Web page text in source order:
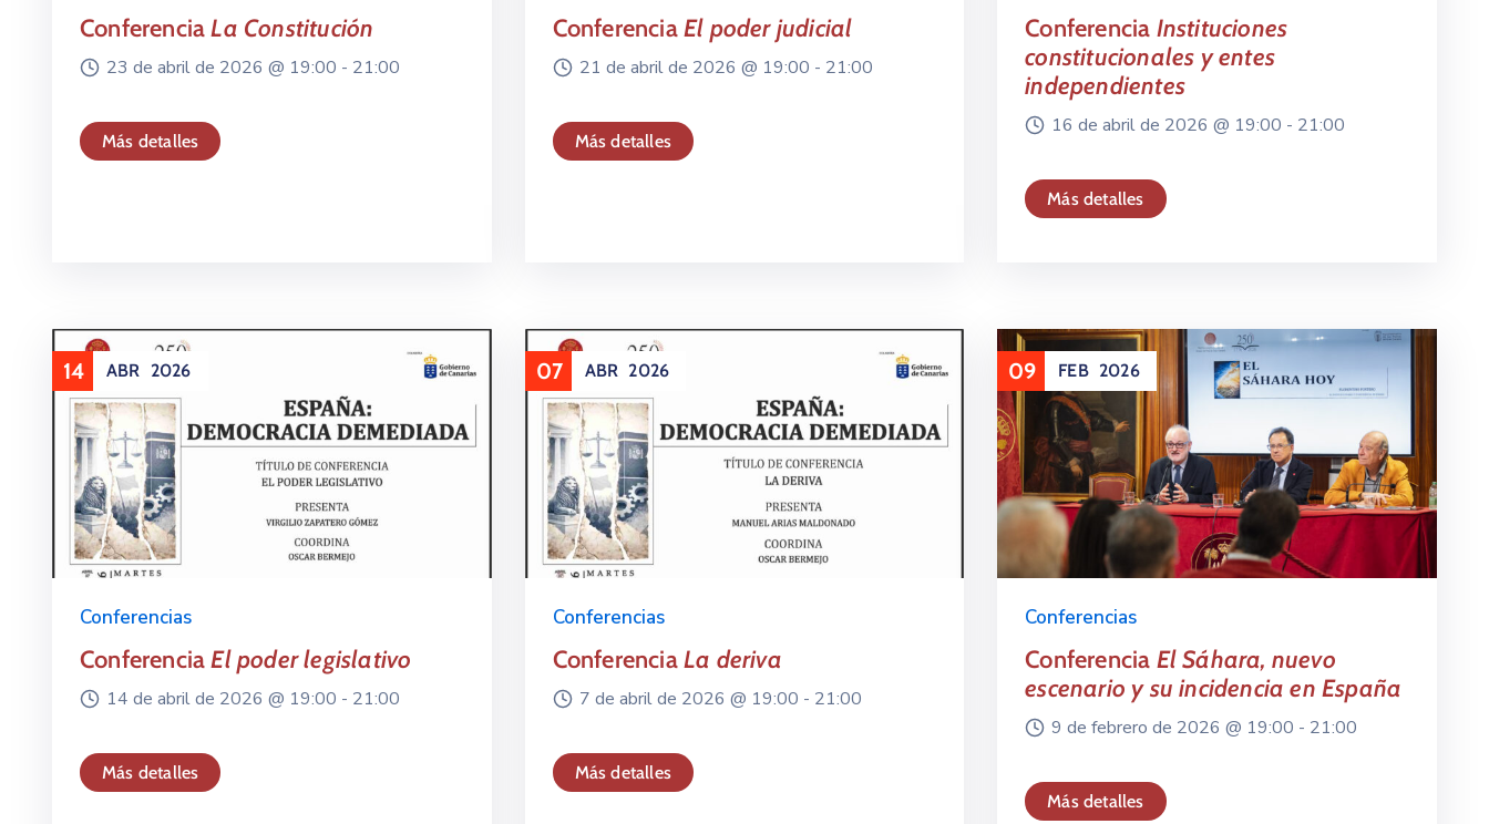
ConferenciaLa Constitución
23 de abril de 2026 @ 19:00 - 21:00
Más detalles
ConferenciaEl poder judicial
21 de abril de 2026 @ 19:00 - 21:00
Más detalles
Conferencia Instituciones
constitucionales y entes
independientes
16 de abril de 2026 @ 19:00 - 21:00
Más detalles
14 ABR 2026
Conferencias
ConferenciaEl poder legislativo
14 de abril de 2026 @ 19:00 - 21:00
Más detalles
07 ABR 2026
Conferencias
ConferenciaLa deriva
7 de abril de 2026 @ 19:00 - 21:00
Más detalles
09 FEB 2026
Conferencias
Conferencia El Sáhara, nuevo
escenario y su incidencia en España
9 de febrero de 2026 @ 19:00 - 21:00
Más detalles